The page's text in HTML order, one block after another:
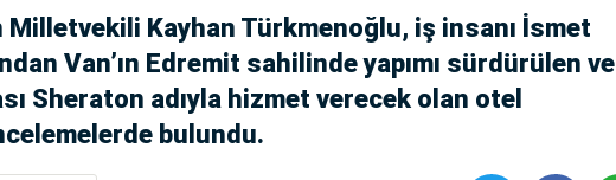
Milletvekili Kayhan Türkmenoğlu, iş insanı İsmet
Van’ın Edremit sahilinde yapımı sürdürülen ve
Sheraton adıyla hizmet verecek olan otel
bulundu.